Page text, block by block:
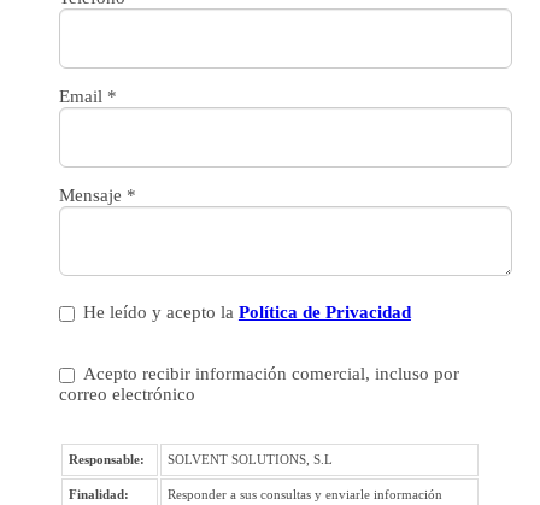
Email *
Mensaje *
He leído y acepto la Política de Privacidad
Acepto recibir información comercial, incluso por
correo electrónico
Responsable: SOLVENT SOLUTIONS, S.L
Finalidad:
Responder a sus consultas y enviarle información